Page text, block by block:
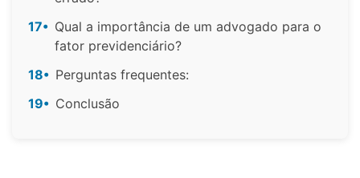
17• Qual a importância de um advogado para o
fator previdenciário?
18• Perguntas frequentes:
19• Conclusão